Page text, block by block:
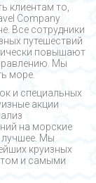
клиентам то,
Company
Все сотрудники
путешествий
повышают
Мы
море.
и специальных
акции
на морские
лучшее. Мы
круизных
и самыми